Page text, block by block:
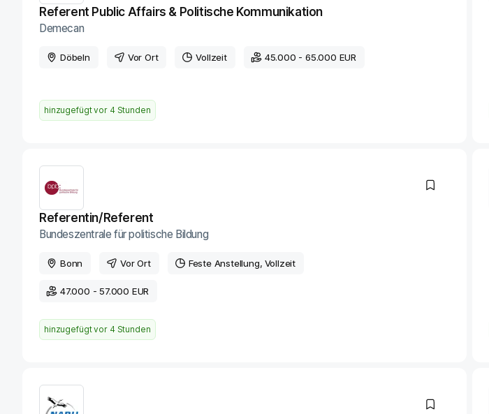
Referent Public Affairs & Politische Kommunikation
Demecan
Döbeln Vor Ort Vollzeit 45.000 - 65.000 EUR
hinzugefügt vor 4 Stunden
Referentin/Referent
Bundeszentrale für politische Bildung
Bonn Vor Ort Feste Anstellung Vollzeit
47.000 - 57.000 EUR
hinzugefügt vor 4 Stunden